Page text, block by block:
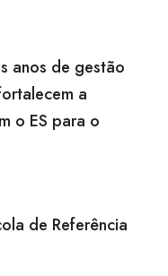
anos de gestão
a
o ES para o
de Referência